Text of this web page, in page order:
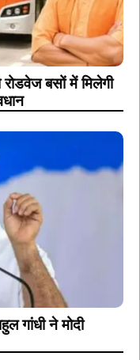
बसों में मिलेगी
गांधी ने मोदी